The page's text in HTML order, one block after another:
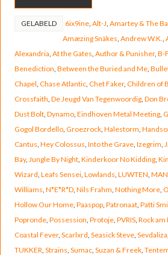
GELABELD 6ix9ine, Alt-J Amartey & The
Amæzing Snäkes Andrew W.K.
Alexandria At the Gates Author & Punisher, B-
Benediction Between the Buried and Me,
Chapel Chase Atlantic, Chet Faker, Children of
Crossfaith De Jeugd Van Tegenwoordig, Don
Dust Bolt, Dynamo, Eindhoven Metal Meeting,
Gogol Bordello, Groezrock, Halestorm
Cantus Hey Colossus Into the Grave, Izegrim
Bay, Jungle By Night, Kinderkoor No Kidding,
Wizard Leafs Sensei, Lowlands LUWTEN
Williams N*E*R*D, Nils Frahm Nothing More,
Hollow Our Home, Paaspop, Patronaat, Patti
Popronde, Possession Protoje, PVRIS, Rock am
Coastal Fever, Scarlxrd Seasick Steve, Sevdaliza
TUKKER Strains Sumac, Suzan & Freek,